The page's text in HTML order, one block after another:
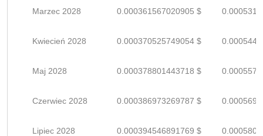
Marzec 2028 0.000361567020905 $
Kwiecień 2028 0.000370525749054 $
Maj 2028 0.000378801443718 $
Czerwiec 2028 0.000386973269787 $
Lipiec 2028 0.000394546891769 $